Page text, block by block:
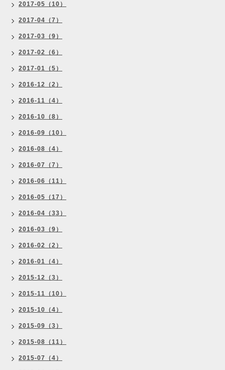
2017-05（10）
2017-04（7）
2017-03（9）
2017-02（6）
2017-01（5）
2016-12（2）
2016-11（4）
2016-10（8）
2016-09（10）
2016-08（4）
2016-07（7）
2016-06（11）
2016-05（17）
2016-04（33）
2016-03（9）
2016-02（2）
2016-01（4）
2015-12（3）
2015-11（10）
2015-10（4）
2015-09（3）
2015-08（11）
2015-07（4）